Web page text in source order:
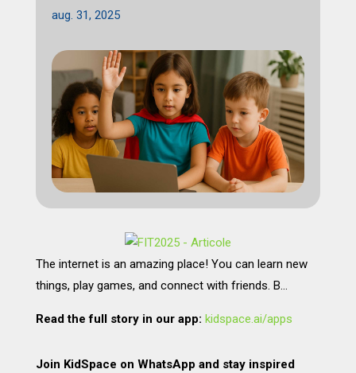
aug. 31, 2025
The internet is an amazing place! You can learn new
things, play games, and connect with friends. B…
Read the full story in our app: kidspace.ai/apps
Join KidSpace on WhatsApp and stay inspired